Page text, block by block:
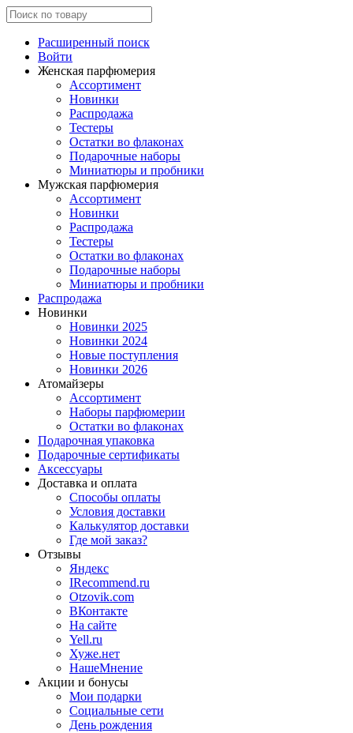
Расширенный поиск
Войти
Женская парфюмерия
Ассортимент
Новинки
Распродажа
Тестеры
Остатки во флаконах
Подарочные наборы
Миниатюры и пробники
Мужская парфюмерия
Ассортимент
Новинки
Распродажа
Тестеры
Остатки во флаконах
Подарочные наборы
Миниатюры и пробники
Распродажа
Новинки
Новинки 2025
Новинки 2024
Новые поступления
Новинки 2026
Атомайзеры
Ассортимент
Наборы парфюмерии
Остатки во флаконах
Подарочная упаковка
Подарочные сертификаты
Аксессуары
Доставка и оплата
Способы оплаты
Условия доставки
Калькулятор доставки
Где мой заказ?
Отзывы
Яндекс
IRecommend.ru
Otzovik.com
ВКонтакте
На сайте
Yell.ru
Хуже.нет
НашеМнение
Акции и бонусы
Мои подарки
Социальные сети
День рождения